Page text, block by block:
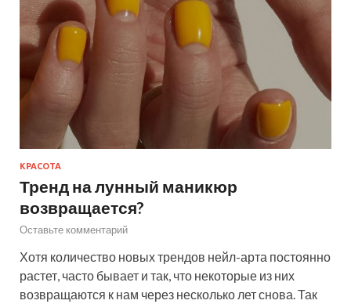
КРАСОТА
Тренд на лунный маникюр
возвращается?
Оставьте комментарий
Хотя количество новых трендов нейл-арта постоянно
растет, часто бывает и так, что некоторые из них
возвращаются к нам через несколько лет снова. Так